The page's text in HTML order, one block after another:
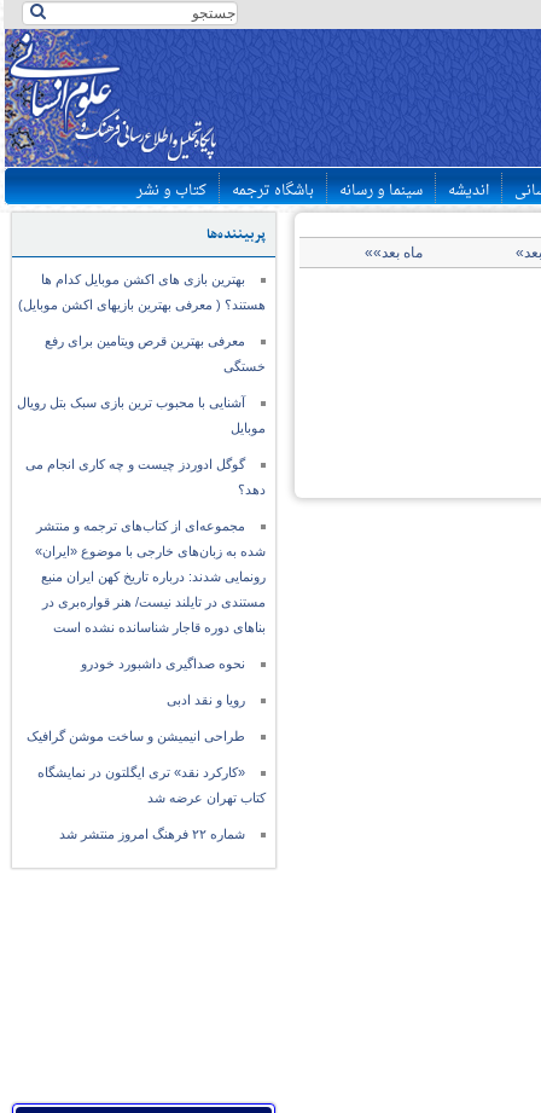
اندیشه سینما و رسانه باشگاه ترجمه کتاب و نشر
پربیننده‌ها
بهترین بازی های اکشن موبایل کدام ها
هستند؟ ( معرفی بهترین بازیهای اکشن موبایل)
معرفی بهترین قرص ویتامین برای رفع
خستگی
آشنایی با محبوب ترین بازی سبک بتل رویال
موبایل
گوگل ادوردز چیست و چه کاری انجام می
دهد؟
مجموعه‌ای از کتاب‌های ترجمه و منتشر
شده به زبان‌های خارجی با موضوع «ایران»
رونمایی شدند: درباره تاریخ کهن ایران منبع
مستندی در تایلند نیست/ هنر قواره‌بری در
بناهای دوره قاجار شناسانده نشده است
نحوه صداگیری داشبورد خودرو
رویا و نقد ادبی
طراحی انیمیشن و ساخت موشن گرافیک
«کارکرد نقد» تری ایگلتون در نمایشگاه
کتاب تهران عرضه شد
شماره ۲۲ فرهنگ امروز منتشر شد
ماه بعد»»